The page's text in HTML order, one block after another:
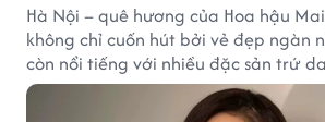
Hà Nội – quê hương của Hoa hậu
không chỉ cuốn hút bởi vẻ đẹp ngàn
còn nổi tiếng với nhiều đặc sản trứ
vị tinh tế và đậm đà bản sắc đất kinh